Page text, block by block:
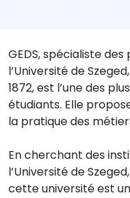
GEDS, spécialiste
l’Université de
1872, est l’une des
étudiants. Elle
la pratique des
En cherchant des
l’Université de
cette université est